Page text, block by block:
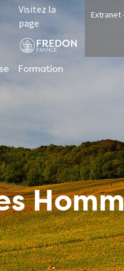
Visitez la
page
Extranet
Formation